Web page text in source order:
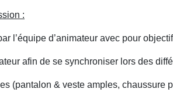
:
l’équipe d’animateur avec pour
afin de se synchroniser lors des
(pantalon & veste amples,